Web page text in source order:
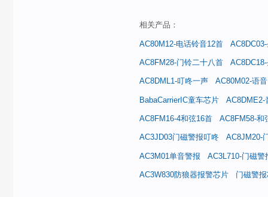
相关产品：
AC80M12-电话铃音12首
AC8FM28-门铃二十八首
AC8DML1-叮咚一声 AC80M02-语
BabaCarrierIC童车芯片 AC8DME2-
AC8FM16-4和弦16首 AC8FM58-和
AC3JD03门磁警报叮咚 AC8JM20-
AC3M01单音警报 AC3L710-门磁
AC3W830防狼器报警芯片 门磁警